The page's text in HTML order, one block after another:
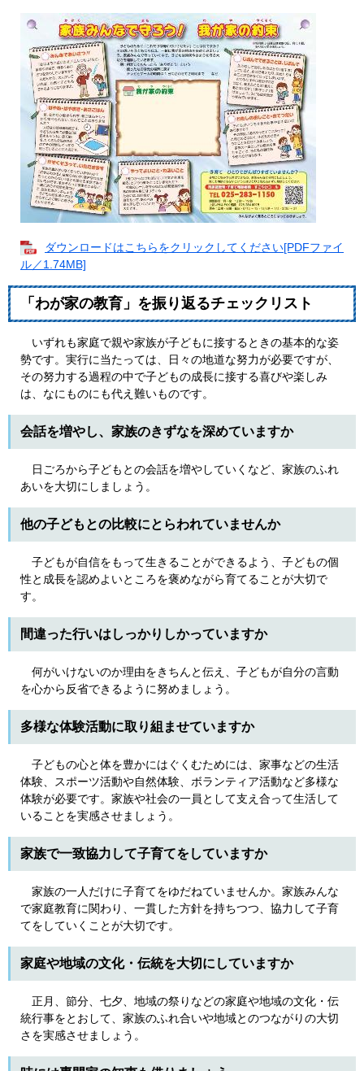
ダウンロードはこちらをクリックしてください[PDFファイ
ル／1.74MB]
「わが家の教育」を振り返るチェックリスト
いずれも家庭で親や家族が子どもに接するときの基本的な姿
勢です。実行に当たっては、日々の地道な努力が必要ですが、
その努力する過程の中で子どもの成長に接する喜びや楽しみ
は、なにものにも代え難いものです。
会話を増やし、家族のきずなを深めていますか
日ごろから子どもとの会話を増やしていくなど、家族のふれ
あいを大切にしましょう。
他の子どもとの比較にとらわれていませんか
子どもが自信をもって生きることができるよう、子どもの個
性と成長を認めよいところを褒めながら育てることが大切で
す。
間違った行いはしっかりしかっていますか
何がいけないのか理由をきちんと伝え、子どもが自分の言動
を心から反省できるように努めましょう。
多様な体験活動に取り組ませていますか
子どもの心と体を豊かにはぐくむためには、家事などの生活
体験、スポーツ活動や自然体験、ボランティア活動など多様な
体験が必要です。家族や社会の一員として支え合って生活して
いることを実感させましょう。
家族で一致協力して子育てをしていますか
家族の一人だけに子育てをゆだねていませんか。家族みんな
で家庭教育に関わり、一貫した方針を持ちつつ、協力して子育
てをしていくことが大切です。
家庭や地域の文化・伝統を大切にしていますか
正月、節分、七夕、地域の祭りなどの家庭や地域の文化・伝
統行事をとおして、家族のふれ合いや地域とのつながりの大切
さを実感させましょう。